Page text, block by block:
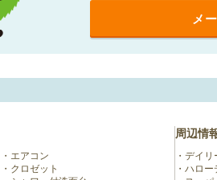
メ
エアコン
クロゼット
周辺情
デイリ
ハロー